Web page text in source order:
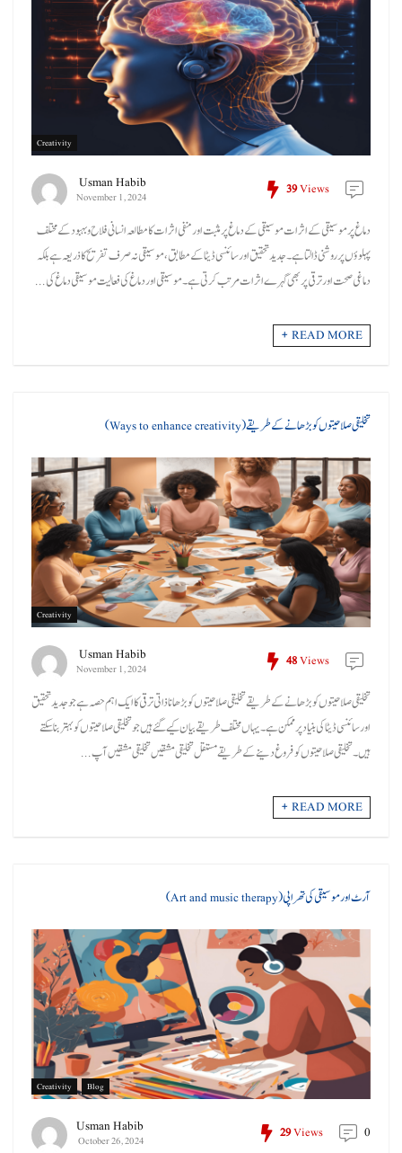
Creativity
Usman Habib
November 1, 2024 39Views
دماغ پر موسیقی کے اثرات موسیقی کے دماغ پر مثبت اور منفی اثرات کا مطالعہ انسانی فلاح و بہبود کے مختلف
پہلوؤں پر روشنی ڈالتا ہے۔ جدید تحقیق اور سائنسی ڈیٹا کے مطابق، موسیقی نہ صرف تفریح کا ذریعہ ہے بلکہ
دماغی صحت اور ترقی پر بھی گہرے اثرات مرتب کرتی ہے۔ موسیقی اور دماغ کی فعالیت موسیقی دماغ کی ...
READ MORE +
تخلیقی صلاحیتوں کو بڑھانے کے طریقے (Ways to enhance creativity)
Creativity
Usman Habib
November 1, 2024 48Views
تخلیقی صلاحیتوں کو بڑھانے کے طریقے تخلیقی صلاحیتوں کو بڑھانا ذاتی ترقی کا ایک اہم حصہ ہے جو جدید تحقیق
اور سائنسی ڈیٹا کی بنیاد پر ممکن ہے۔ یہاں مختلف طریقے بیان کیے گئے ہیں جو تخلیقی صلاحیتوں کو بہتر بنا سکتے
ہیں۔ تخلیقی صلاحیتوں کو فروغ دینے کے طریقے مستقل تخلیقی مشقیں تخلیقی مشقیں آپ ...
READ MORE +
آرٹ اور موسیقی کی تھراپی (Art and music therapy)
Blog
Creativity
Usman Habib
October 26, 2024 29Views 0